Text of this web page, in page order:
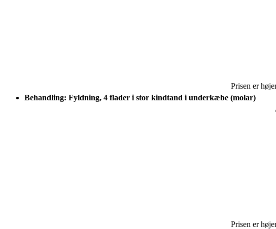
Prisen er
Behandling: Fyldning, 4 flader i stor kindtand i underkæbe (molar)
Prisen er